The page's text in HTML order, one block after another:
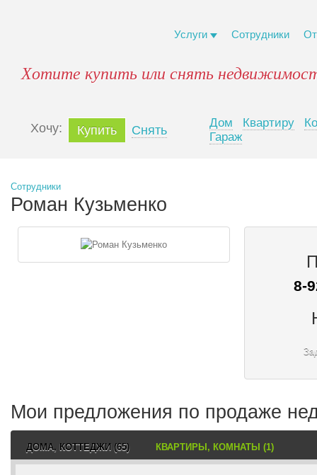
Услуги Сотрудники
Хотите купить или снять
Xочу: Купить Снять
Дом Квартиру
Гараж
Сотрудники
Роман Кузьменко
8-
Мои предложения по продаже
ДОМА, КОТТЕДЖИ (65) КВАРТИРЫ, КОМНАТЫ (1)